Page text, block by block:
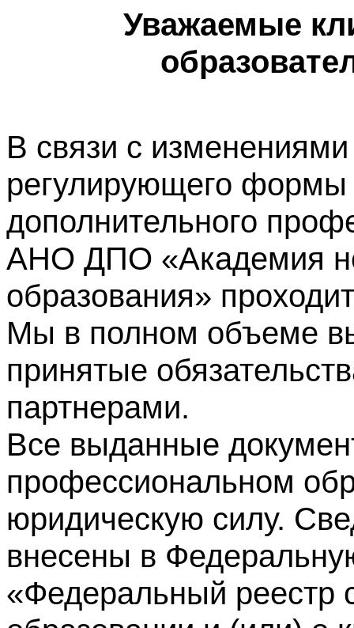
Уважаемые
В связи с изменениями
регулирующего формы
дополнительного
АНО ДПО «Академия
образования»
Мы в полном объеме
принятые
партнерами.
Все выданные
профессиональном
юридическую силу.
внесены в
«Федеральный реестр